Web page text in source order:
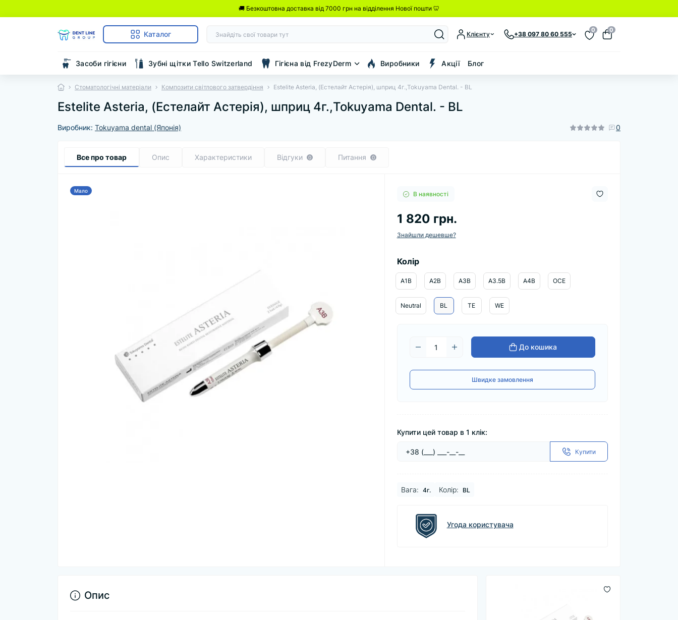
🚚 Безкоштовна доставка від 7000 грн на відділення Нової пошти 🦷
Каталог Клієнту +38 097 80 60 555
0 0
Засоби гігієни Зубні щітки Tello Switzerland Гігієна від FrezyDerm Виробники Акції Блог
Стоматологічні матеріали Композити світлового затвердіння Estelite Asteria, (Естелайт Астерія), шприц 4г.,Tokuyama Dental. - BL
Estelite Asteria, (Естелайт Астерія), шприц 4г.,Tokuyama Dental. - BL
Виробник: Tokuyama dental (Японія) 0
Все про товар Опис Характеристики Відгуки 0 Питання 0
Мало В наявності
1 820 грн.
Знайшли дешевше?
Колір
A1B A2B A3B A3.5B A4B OCE
Neutral BL TE WE
До кошика
Швидке замовлення
Купити цей товар в 1 клік:
Купити
Baга: 4г. Колір: BL
Угода користувача
Опис